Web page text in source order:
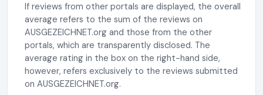
If reviews from other portals are displayed, the overall
average refers to the sum of the reviews on
AUSGEZEICHNET.org and those from the other
portals, which are transparently disclosed. The
average rating in the box on the right-hand side,
however, refers exclusively to the reviews submitted
on AUSGEZEICHNET.org.